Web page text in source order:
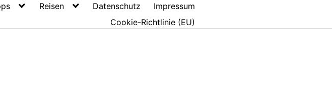
Reisen Datenschutz
Impressum
Cookie-Richtlinie (EU)